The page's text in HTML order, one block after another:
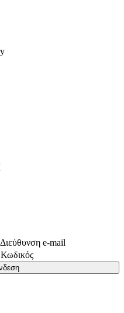
Διεύθυνση e-mail
Κωδικός